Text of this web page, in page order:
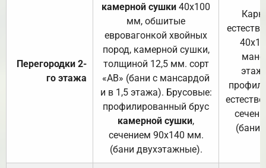
Перегородки 2-
го этажа
камерной сушки 40х100
мм, обшитые
евровагонкой хвойных
пород, камерной сушки,
толщиной 12,5 мм. сорт
«АВ» (бани с мансардой
и в 1,5 этажа). Брусовые:
профилированный брус
камерной сушки,
сечением 90х140 мм.
(бани двухэтажные).
(бани